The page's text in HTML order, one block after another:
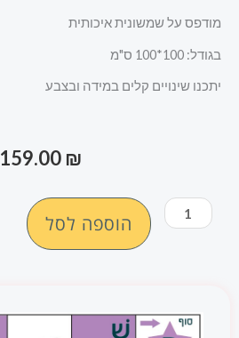
מודפס על שמשונית איכותית
בגודל: 100*100 ס"מ
יתכנו שינויים קלים במידה ובצבע
159.00 ₪
כמות
של
אותיות
הוספה לסל